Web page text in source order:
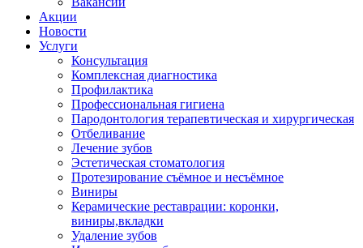
Акции
Новости
Услуги
Консультация
Комплексная диагностика
Профилактика
Профессиональная гигиена
Пародонтология терапевтическая и хирургическая
Отбеливание
Лечение зубов
Эстетическая стоматология
Протезирование съёмное и несъёмное
Виниры
Керамические реставрации: коронки,
виниры,вкладки
Удаление зубов